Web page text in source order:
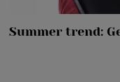
Summer trend: